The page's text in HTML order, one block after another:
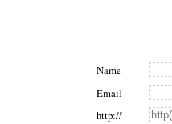
Name
Email
http://